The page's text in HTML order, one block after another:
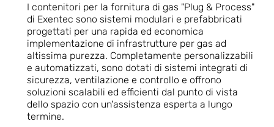
I contenitori per la fornitura di gas "Plug & Process"
di Exentec sono sistemi modulari e prefabbricati
progettati per una rapida ed economica
implementazione di infrastrutture per gas ad
altissima purezza. Completamente personalizzabili
e automatizzati, sono dotati di sistemi integrati di
sicurezza, ventilazione e controllo e offrono
soluzioni scalabili ed efficienti dal punto di vista
dello spazio con un'assistenza esperta a lungo
termine.